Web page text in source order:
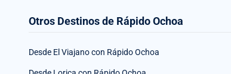
Otros Destinos de Rápido Ochoa
Desde El Viajano con Rápido Ochoa